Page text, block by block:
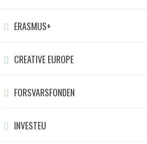
ERASMUS+
CREATIVE EUROPE
FORSVARSFONDEN
INVESTEU